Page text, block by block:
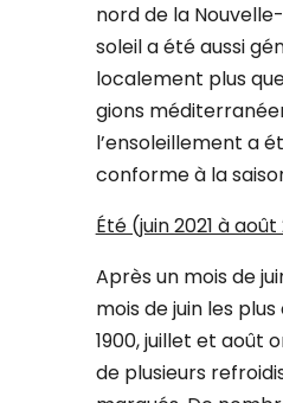
nord de la
soleil a été aussi
localement plus
gions
l’ensoleillement a
conforme à la
Été (juin 2021 à août
Après un mois de
mois de juin les
1900, juillet et août
de plusieurs